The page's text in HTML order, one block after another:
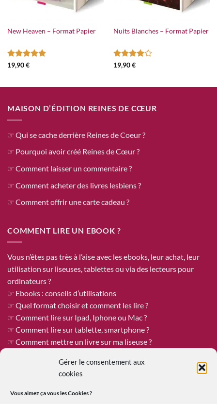
Gérer le consentement aux
cookies
Vous aimez ça vous lesCookies ?
New Heaven – Format Papier
Note4.94
19,90€
Nuits Blanches – Format Papier
Note4
19,90€
MAISON D’ÉDITION REINES DE CŒUR
☞ Qui se cache derrière Reines de Coeur ?
☞ Pourquoi avoir créé Reines de Cœur ?
☞ Comment laisser un commentaire ?
☞ Comment acheter des livres lesbiens ?
☞ Comment offrir une carte cadeau ?
COMMENT LIRE UN EBOOK ?
Vous n’êtes pas très à l’aise avec les ebooks, leur achat, leur
utilisation sur liseuses, tablettes ou via des lecteurs pour
ordinateurs ?
☞ Ebooks : conseils d’utilisations
☞ Quel format choisir et comment les lire ?
☞ Comment lire sur Ipad, Iphone ou Mac ?
☞ Comment lire sur tablette, smartphone ?
☞ Comment mettre un livre sur ma liseuse ?
ÊTRE PUBLIÉE CHEZ REINES DE COEUR